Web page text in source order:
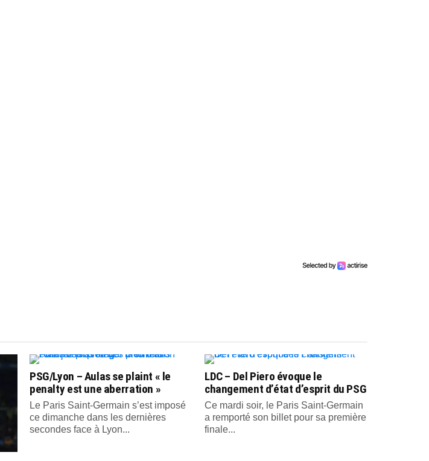
PSG/Lyon – Aulas se plaint « le
penalty est une aberration »
Le Paris Saint-Germain s’est imposé
ce dimanche dans les dernières
secondes face à Lyon...
LDC – Del Piero évoque le
changement d’état d’esprit du PSG
Ce mardi soir, le Paris Saint-Germain
a remporté son billet pour sa première
finale...